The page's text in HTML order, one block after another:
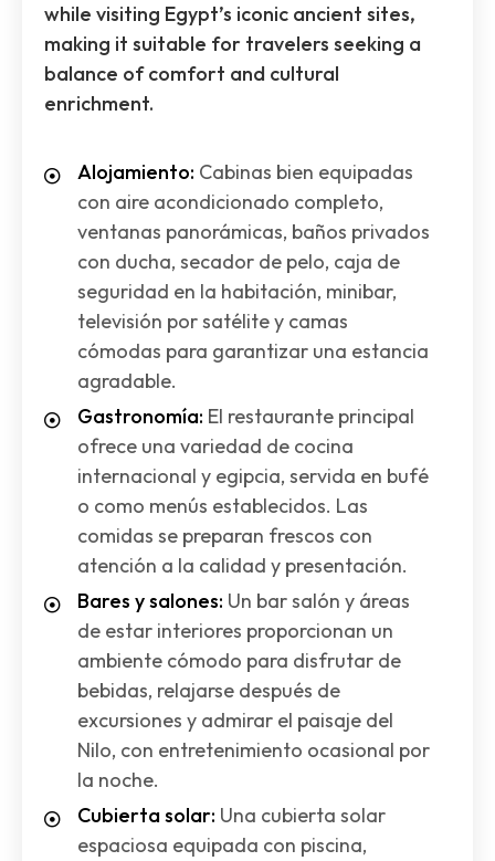
while visiting Egypt’s iconic ancient sites,
making it suitable for travelers seeking a
balance of comfort and cultural
enrichment.
Alojamiento: Cabinas bien equipadas
con aire acondicionado completo,
ventanas panorámicas, baños privados
con ducha, secador de pelo, caja de
seguridad en la habitación, minibar,
televisión por satélite y camas
cómodas para garantizar una estancia
agradable.
Gastronomía: El restaurante principal
ofrece una variedad de cocina
internacional y egipcia, servida en bufé
o como menús establecidos. Las
comidas se preparan frescos con
atención a la calidad y presentación.
Bares y salones: Un bar salón y áreas
de estar interiores proporcionan un
ambiente cómodo para disfrutar de
bebidas, relajarse después de
excursiones y admirar el paisaje del
Nilo, con entretenimiento ocasional por
la noche.
Cubierta solar: Una cubierta solar
espaciosa equipada con piscina,